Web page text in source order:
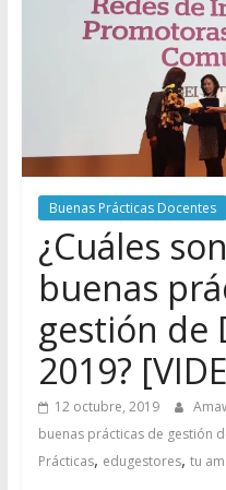
Buenas Prácticas Docentes
¿Cuáles
buenas
gestión de
2019?
12 octubre, 2019
buenas prácticas de gestión
Prácticas, edugestores, tu